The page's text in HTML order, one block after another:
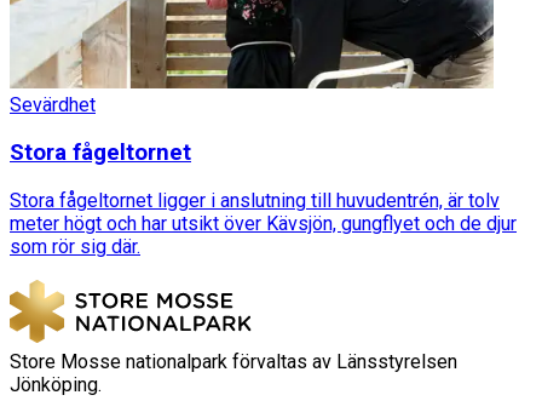
Sevärdhet
Stora fågeltornet
Stora fågeltornet ligger i anslutning till huvudentrén, är tolv
meter högt och har utsikt över Kävsjön, gungflyet och de djur
som rör sig där.
Store Mosse nationalpark förvaltas av Länsstyrelsen
Jönköping.